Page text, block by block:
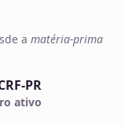
a matéria-prima
PR
ativo